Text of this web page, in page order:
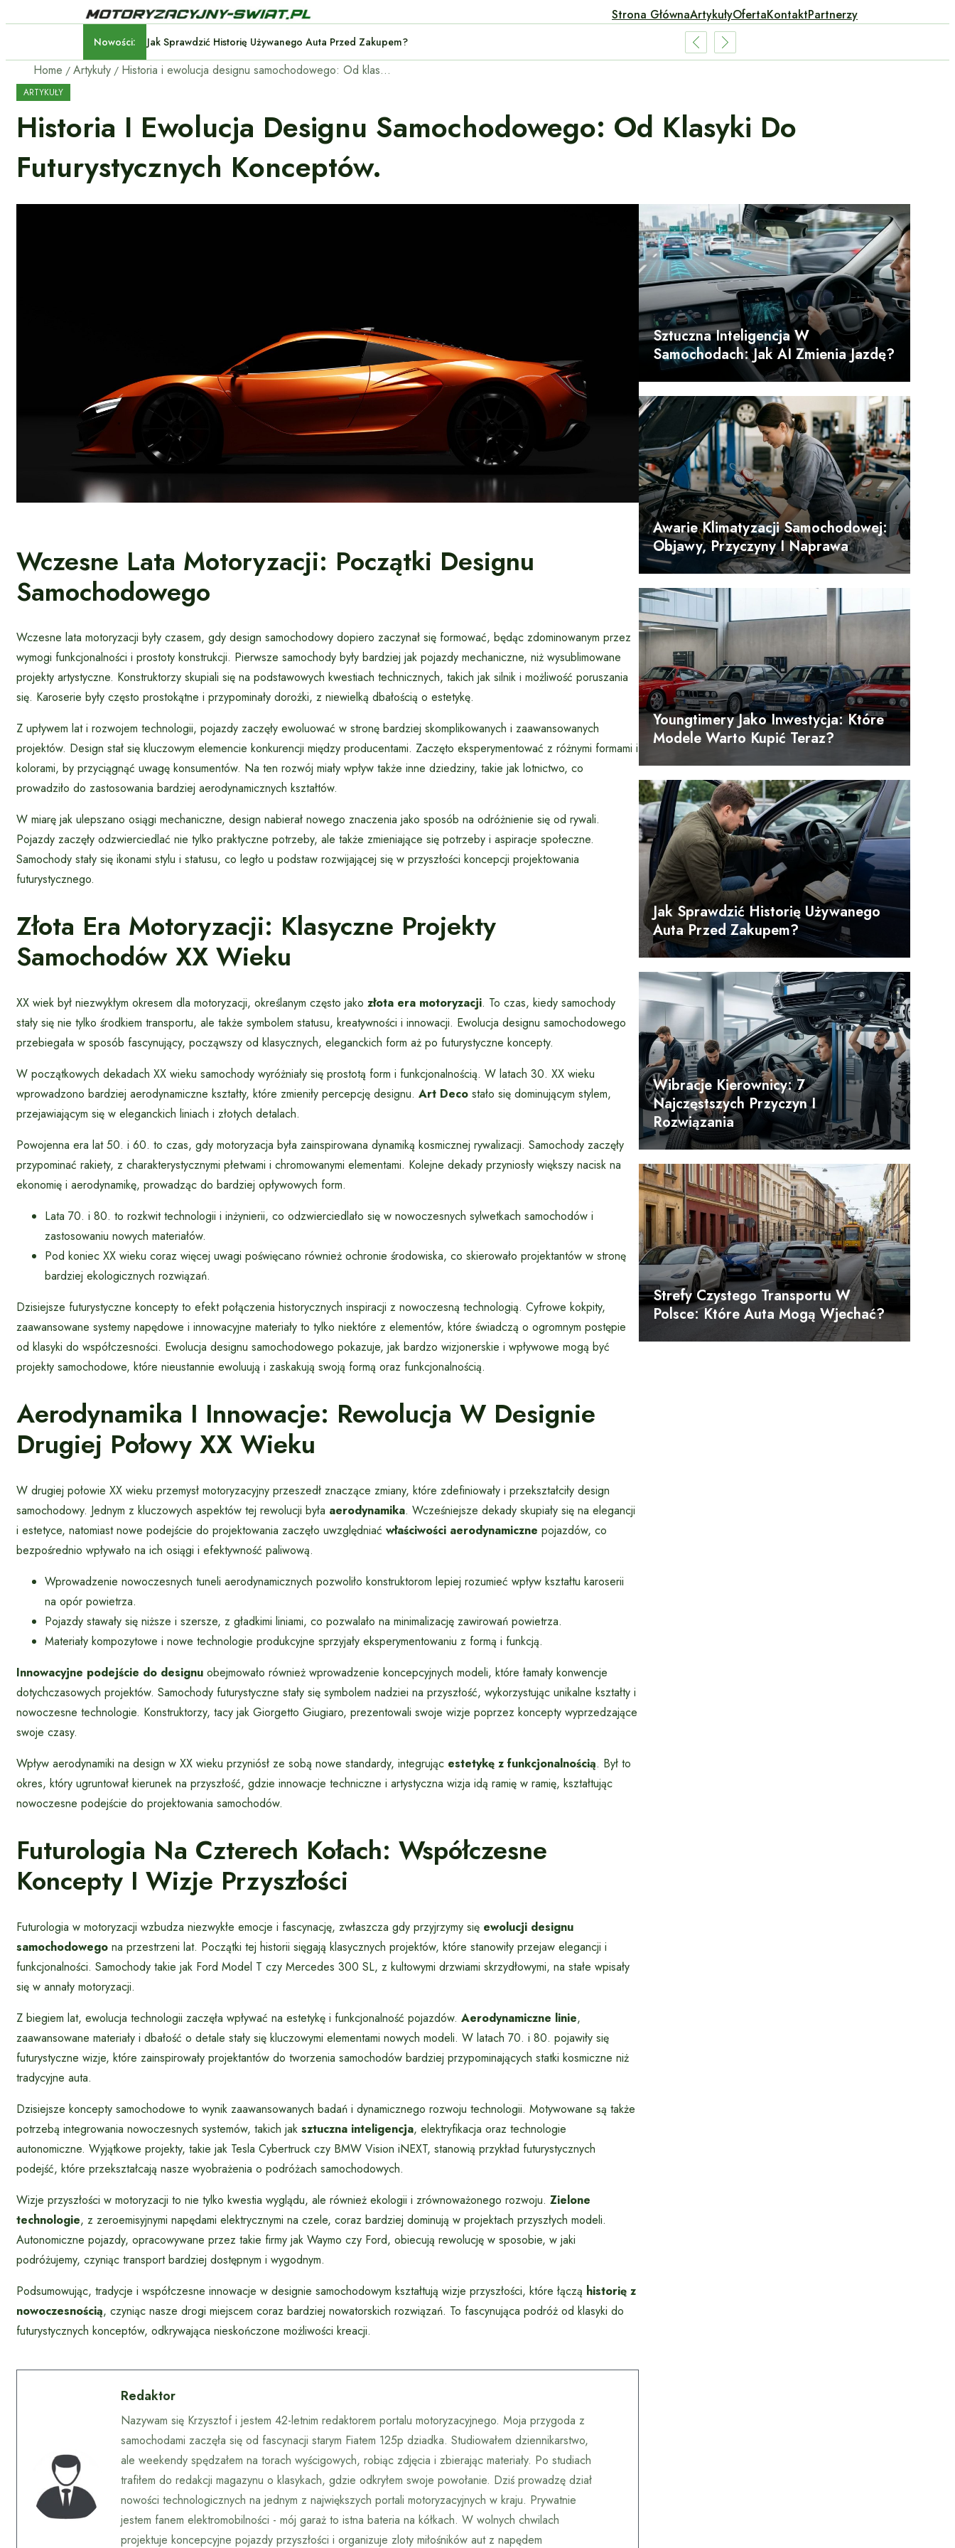
Strona GłównaArtykułyOfertaKontaktPartnerzy
Nowości: Jak Sprawdzić Historię Używanego Auta Przed Zakupem?
Home Artykuły Historia i ewolucja designu samochodowego: Od klasyki do futurystycznych konceptów.
ARTYKUŁY
Historia I Ewolucja Designu Samochodowego: Od Klasyki Do
Futurystycznych Konceptów.
Wczesne Lata Motoryzacji: Początki Designu
Samochodowego
Wczesne lata motoryzacji były czasem, gdy design samochodowy dopiero zaczynał się formować, będąc zdominowanym przez
wymogi funkcjonalności i prostoty konstrukcji. Pierwsze samochody były bardziej jak pojazdy mechaniczne, niż wysublimowane
projekty artystyczne. Konstruktorzy skupiali się na podstawowych kwestiach technicznych, takich jak silnik i możliwość poruszania
się. Karoserie były często prostokątne i przypominały dorożki, z niewielką dbałością o estetykę.
Z upływem lat i rozwojem technologii, pojazdy zaczęły ewoluować w stronę bardziej skomplikowanych i zaawansowanych
projektów. Design stał się kluczowym elemencie konkurencji między producentami. Zaczęto eksperymentować z różnymi formami i
kolorami, by przyciągnąć uwagę konsumentów. Na ten rozwój miały wpływ także inne dziedziny, takie jak lotnictwo, co
prowadziło do zastosowania bardziej aerodynamicznych kształtów.
W miarę jak ulepszano osiągi mechaniczne, design nabierał nowego znaczenia jako sposób na odróżnienie się od rywali.
Pojazdy zaczęły odzwierciedlać nie tylko praktyczne potrzeby, ale także zmieniające się potrzeby i aspiracje społeczne.
Samochody stały się ikonami stylu i statusu, co legło u podstaw rozwijającej się w przyszłości koncepcji projektowania
futurystycznego.
Złota Era Motoryzacji: Klasyczne Projekty
Samochodów XX Wieku
XX wiek był niezwykłym okresem dla motoryzacji, określanym często jako złota era motoryzacji. To czas, kiedy samochody
stały się nie tylko środkiem transportu, ale także symbolem statusu, kreatywności i innowacji. Ewolucja designu samochodowego
przebiegała w sposób fascynujący, począwszy od klasycznych, eleganckich form aż po futurystyczne koncepty.
W początkowych dekadach XX wieku samochody wyróżniały się prostotą form i funkcjonalnością. W latach 30. XX wieku
wprowadzono bardziej aerodynamiczne kształty, które zmieniły percepcję designu. Art Deco stało się dominującym stylem,
przejawiającym się w eleganckich liniach i złotych detalach.
Powojenna era lat 50. i 60. to czas, gdy motoryzacja była zainspirowana dynamiką kosmicznej rywalizacji. Samochody zaczęły
przypominać rakiety, z charakterystycznymi płetwami i chromowanymi elementami. Kolejne dekady przyniosły większy nacisk na
ekonomię i aerodynamikę, prowadząc do bardziej opływowych form.
Lata 70. i 80. to rozkwit technologii i inżynierii, co odzwierciedlało się w nowoczesnych sylwetkach samochodów i
zastosowaniu nowych materiałów.
Pod koniec XX wieku coraz więcej uwagi poświęcano również ochronie środowiska, co skierowało projektantów w stronę
bardziej ekologicznych rozwiązań.
Dzisiejsze futurystyczne koncepty to efekt połączenia historycznych inspiracji z nowoczesną technologią. Cyfrowe kokpity,
zaawansowane systemy napędowe i innowacyjne materiały to tylko niektóre z elementów, które świadczą o ogromnym postępie
od klasyki do współczesności. Ewolucja designu samochodowego pokazuje, jak bardzo wizjonerskie i wpływowe mogą być
projekty samochodowe, które nieustannie ewoluują i zaskakują swoją formą oraz funkcjonalnością.
Aerodynamika I Innowacje: Rewolucja W Designie
Drugiej Połowy XX Wieku
W drugiej połowie XX wieku przemysł motoryzacyjny przeszedł znaczące zmiany, które zdefiniowały i przekształciły design
samochodowy. Jednym z kluczowych aspektów tej rewolucji była aerodynamika. Wcześniejsze dekady skupiały się na elegancji
i estetyce, natomiast nowe podejście do projektowania zaczęło uwzględniać właściwości aerodynamiczne pojazdów, co
bezpośrednio wpływało na ich osiągi i efektywność paliwową.
Wprowadzenie nowoczesnych tuneli aerodynamicznych pozwoliło konstruktorom lepiej rozumieć wpływ kształtu karoserii
na opór powietrza.
Pojazdy stawały się niższe i szersze, z gładkimi liniami, co pozwalało na minimalizację zawirowań powietrza.
Materiały kompozytowe i nowe technologie produkcyjne sprzyjały eksperymentowaniu z formą i funkcją.
Innowacyjne podejście do designu obejmowało również wprowadzenie koncepcyjnych modeli, które łamały konwencje
dotychczasowych projektów. Samochody futurystyczne stały się symbolem nadziei na przyszłość, wykorzystując unikalne kształty i
nowoczesne technologie. Konstruktorzy, tacy jak Giorgetto Giugiaro, prezentowali swoje wizje poprzez koncepty wyprzedzające
swoje czasy.
Wpływ aerodynamiki na design w XX wieku przyniósł ze sobą nowe standardy, integrując estetykę z funkcjonalnością. Był to
okres, który ugruntował kierunek na przyszłość, gdzie innowacje techniczne i artystyczna wizja idą ramię w ramię, kształtując
nowoczesne podejście do projektowania samochodów.
Futurologia Na Czterech Kołach: Współczesne
Koncepty I Wizje Przyszłości
Futurologia w motoryzacji wzbudza niezwykłe emocje i fascynację, zwłaszcza gdy przyjrzymy się ewolucji designu
samochodowego na przestrzeni lat. Początki tej historii sięgają klasycznych projektów, które stanowiły przejaw elegancji i
funkcjonalności. Samochody takie jak Ford Model T czy Mercedes 300 SL, z kultowymi drzwiami skrzydłowymi, na stałe wpisały
się w annały motoryzacji.
Z biegiem lat, ewolucja technologii zaczęła wpływać na estetykę i funkcjonalność pojazdów. Aerodynamiczne linie,
zaawansowane materiały i dbałość o detale stały się kluczowymi elementami nowych modeli. W latach 70. i 80. pojawiły się
futurystyczne wizje, które zainspirowały projektantów do tworzenia samochodów bardziej przypominających statki kosmiczne niż
tradycyjne auta.
Dzisiejsze koncepty samochodowe to wynik zaawansowanych badań i dynamicznego rozwoju technologii. Motywowane są także
potrzebą integrowania nowoczesnych systemów, takich jak sztuczna inteligencja, elektryfikacja oraz technologie
autonomiczne. Wyjątkowe projekty, takie jak Tesla Cybertruck czy BMW Vision iNEXT, stanowią przykład futurystycznych
podejść, które przekształcają nasze wyobrażenia o podróżach samochodowych.
Wizje przyszłości w motoryzacji to nie tylko kwestia wyglądu, ale również ekologii i zrównoważonego rozwoju. Zielone
technologie, z zeroemisyjnymi napędami elektrycznymi na czele, coraz bardziej dominują w projektach przyszłych modeli.
Autonomiczne pojazdy, opracowywane przez takie firmy jak Waymo czy Ford, obiecują rewolucję w sposobie, w jaki
podróżujemy, czyniąc transport bardziej dostępnym i wygodnym.
Podsumowując, tradycje i współczesne innowacje w designie samochodowym kształtują wizje przyszłości, które łączą historię z
nowoczesnością, czyniąc nasze drogi miejscem coraz bardziej nowatorskich rozwiązań. To fascynująca podróż od klasyki do
futurystycznych konceptów, odkrywająca nieskończone możliwości kreacji.
Redaktor
Nazywam się Krzysztof i jestem 42-letnim redaktorem portalu motoryzacyjnego. Moja przygoda z
samochodami zaczęła się od fascynacji starym Fiatem 125p dziadka. Studiowałem dziennikarstwo,
ale weekendy spędzałem na torach wyścigowych, robiąc zdjęcia i zbierając materiały. Po studiach
trafiłem do redakcji magazynu o klasykach, gdzie odkryłem swoje powołanie. Dziś prowadzę dział
nowości technologicznych na jednym z największych portali motoryzacyjnych w kraju. Prywatnie
jestem fanem elektromobilności - mój garaż to istna bateria na kółkach. W wolnych chwilach
projektuje koncepcyjne pojazdy przyszłości i organizuje zloty miłośników aut z napędem
Sztuczna Inteligencja W
Samochodach: Jak AI Zmienia Jazdę?
Awarie Klimatyzacji Samochodowej:
Objawy, Przyczyny I Naprawa
Youngtimery Jako Inwestycja: Które
Modele Warto Kupić Teraz?
Jak Sprawdzić Historię Używanego
Auta Przed Zakupem?
Wibracje Kierownicy: 7
Najczęstszych Przyczyn I
Rozwiązania
Strefy Czystego Transportu W
Polsce: Które Auta Mogą Wjechać?